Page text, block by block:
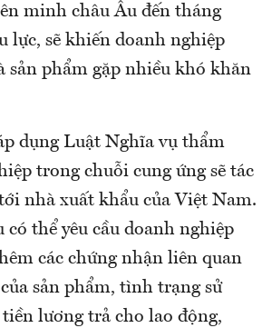
minh châu Âu đến tháng
lực, sẽ khiến doanh nghiệp
sản phẩm gặp nhiều khó khăn
dụng Luật Nghĩa vụ thẩm
trong chuỗi cung ứng sẽ tác
nhà xuất khẩu của Việt Nam.
thể yêu cầu doanh nghiệp
các chứng nhận liên quan
sản phẩm, tình trạng sử
lương trả cho lao động,